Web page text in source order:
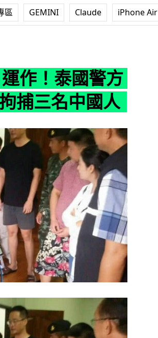
區 GEMINI Claude iPhone Air
作！泰國警方
捕三名中國人